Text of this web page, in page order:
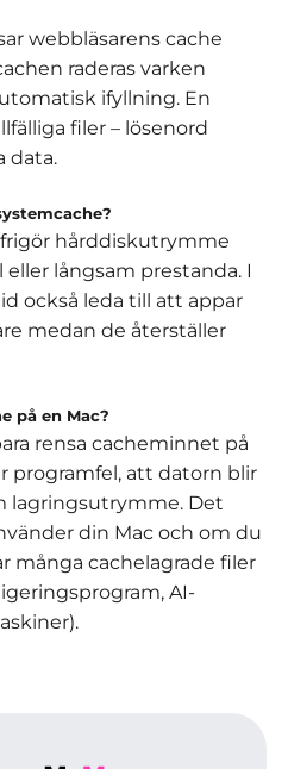
webbläsarens cache
raderas varken
ifyllning. En
filer – lösenord
data.
hårddiskutrymme
långsam prestanda. I
också leda till att appar
medan de återställer
på en Mac?
rensa cacheminnet på
programfel, att datorn blir
lagringsutrymme. Det
din Mac och om du
många cachelagrade filer
AI-